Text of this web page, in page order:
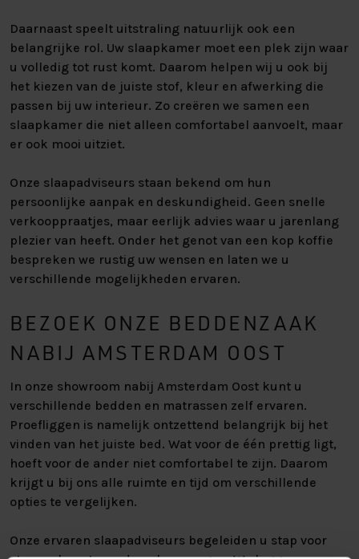
Daarnaast speelt uitstraling natuurlijk ook een
belangrijke rol. Uw slaapkamer moet een plek zijn waar
u volledig tot rust komt. Daarom helpen wij u ook bij
het kiezen van de juiste stof, kleur en afwerking die
passen bij uw interieur. Zo creëren we samen een
slaapkamer die niet alleen comfortabel aanvoelt, maar
er ook mooi uitziet.
Onze slaapadviseurs staan bekend om hun
persoonlijke aanpak en deskundigheid. Geen snelle
verkooppraatjes, maar eerlijk advies waar u jarenlang
plezier van heeft. Onder het genot van een kop koffie
bespreken we rustig uw wensen en laten we u
verschillende mogelijkheden ervaren.
BEZOEK ONZE BEDDENZAAK
NABIJ AMSTERDAM OOST
In onze showroom nabij Amsterdam Oost kunt u
verschillende bedden en matrassen zelf ervaren.
Proefliggen is namelijk ontzettend belangrijk bij het
vinden van het juiste bed. Wat voor de één prettig ligt,
hoeft voor de ander niet comfortabel te zijn. Daarom
krijgt u bij ons alle ruimte en tijd om verschillende
opties te vergelijken.
Onze ervaren slaapadviseurs begeleiden u stap voor